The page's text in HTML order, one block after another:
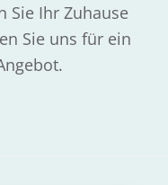
Sie Ihr Zuhause
Sie uns für ein